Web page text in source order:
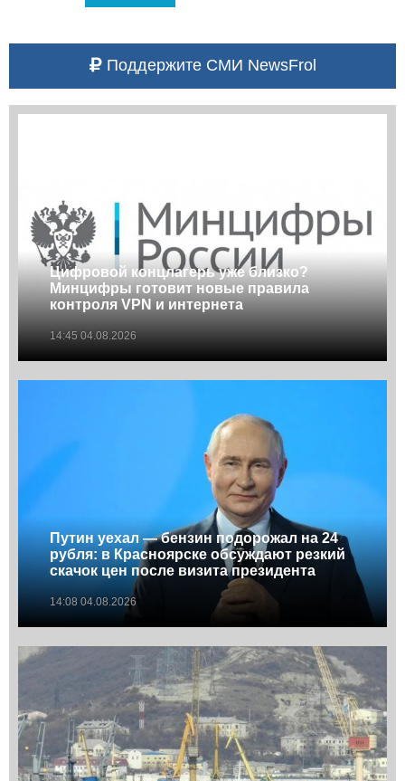
Поддержите СМИ NewsFrol
Цифровой концлагерь уже близко?
Минцифры готовит новые правила
контроля VPN и интернета
14:45 04.08.2026
Путин уехал — бензин подорожал на 24
рубля: в Красноярске обсуждают резкий
скачок цен после визита президента
14:08 04.08.2026